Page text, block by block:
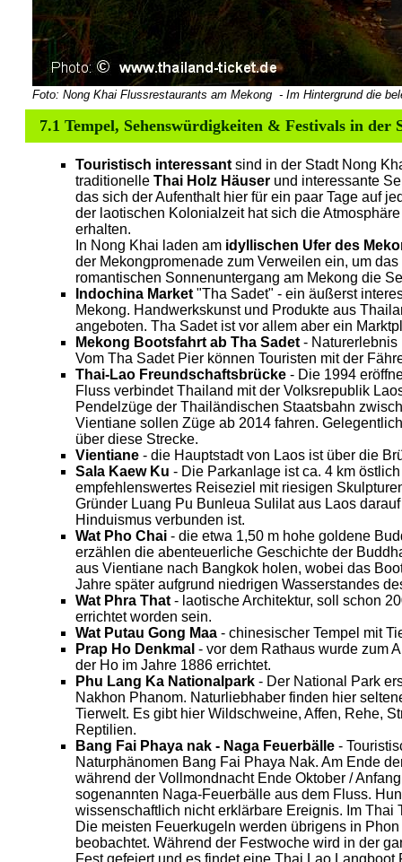
Foto: Nong Khai Flussrestaurants am Mekong - Im Hintergrund die
7.1 Tempel, Sehenswürdigkeiten & Festivals in
Touristisch interessant sind in der Stadt Nong
traditionelle Thai Holz Häuser und interessante
das sich der Aufenthalt hier für ein paar Tage auf
der laotischen Kolonialzeit hat sich die
erhalten.
In Nong Khai laden am idyllischen Ufer des
der Mekongpromenade zum Verweilen ein, um
romantischen Sonnenuntergang am Mekong die
Indochina Market "Tha Sadet" - ein äußerst
Mekong. Handwerkskunst und Produkte aus
angeboten. Tha Sadet ist vor allem aber ein
Mekong Bootsfahrt ab Tha Sadet - Naturerlebnis
Vom Tha Sadet Pier können Touristen mit der
Thai-Lao Freundschaftsbrücke - Die 1994
Fluss verbindet Thailand mit der Volksrepublik
Pendelzüge der Thailändischen Staatsbahn
Vientiane sollen Züge ab 2014 fahren.
über diese Strecke.
Vientiane - die Hauptstadt von Laos ist über die
Sala Kaew Ku - Die Parkanlage ist ca. 4 km
empfehlenswertes Reiseziel mit riesigen
Gründer Luang Pu Bunleua Sulilat aus Laos
Hinduismus verbunden ist.
Wat Pho Chai - die etwa 1,50 m hohe goldene
erzählen die abenteuerliche Geschichte der
aus Vientiane nach Bangkok holen, wobei das
Jahre später aufgrund niedrigen Wasserstandes
Wat Phra That - laotische Architektur, soll schon
errichtet worden sein.
Wat Putau Gong Maa - chinesischer Tempel mit
Prap Ho Denkmal - vor dem Rathaus wurde zum
der Ho im Jahre 1886 errichtet.
Phu Lang Ka Nationalpark - Der National Park
Nakhon Phanom. Naturliebhaber finden hier
Tierwelt. Es gibt hier Wildschweine, Affen, Rehe,
Reptilien.
Bang Fai Phaya nak - Naga Feuerbälle -
Naturphänomen Bang Fai Phaya Nak. Am Ende
während der Vollmondnacht Ende Oktober /
sogenannten Naga-Feuerbälle aus dem Fluss.
wissenschaftlich nicht erklärbare Ereignis. Im
Die meisten Feuerkugeln werden übrigens in
beobachtet. Während der Festwoche wird in der
Fest gefeiert und es findet eine Thai Lao Langboot